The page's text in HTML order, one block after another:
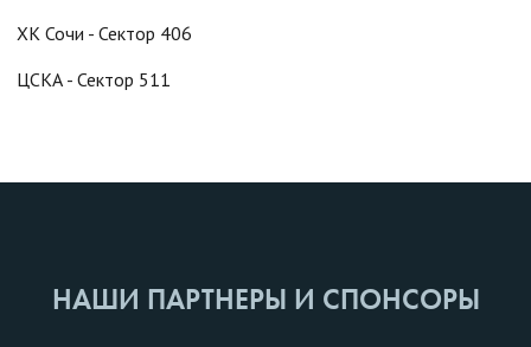
ХК Сочи - Сектор 406
ЦСКА - Сектор 511
НАШИ ПАРТНЕРЫ И СПОНСОРЫ